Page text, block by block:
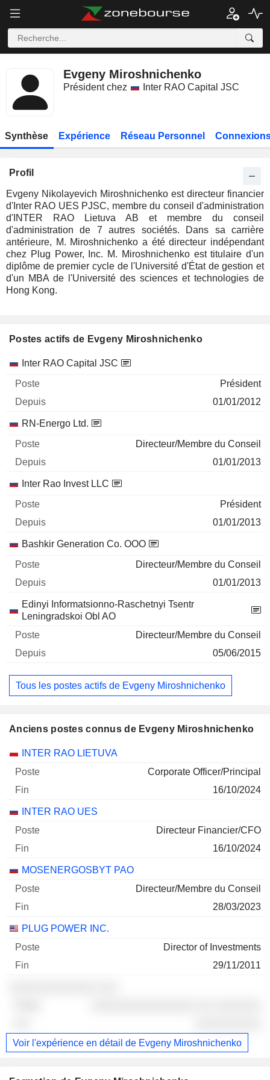
Evgeny Miroshnichenko
Président chez Inter RAO Capital JSC
Synthèse Expérience Réseau Personnel
Profil
Evgeny Nikolayevich Miroshnichenko est directeur financier
d'Inter RAO UES PJSC, membre du conseil d'administration
d'INTER RAO Lietuva AB et membre du conseil
d'administration de 7 autres sociétés. Dans sa carrière
antérieure, M. Miroshnichenko a été directeur indépendant
chez Plug Power, Inc. M. Miroshnichenko est titulaire d'un
diplôme de premier cycle de l'Université d'État de gestion et
d'un MBA de l'Université des sciences et technologies de
Hong Kong.
Postes actifs de Evgeny Miroshnichenko
Sociétés Poste Début
Inter RAO Capital JSC
Président
01/01/2012
RN-Energo Ltd.
Directeur/Membre du Conseil
01/01/2013
Inter Rao Invest LLC
Président
01/01/2013
Bashkir Generation Co. OOO
Directeur/Membre du Conseil
01/01/2013
Edinyi Informatsionno-Raschetnyi Tsentr
Leningradskoi Obl AO
Directeur/Membre du Conseil
05/06/2015
Tous les postes actifs de Evgeny Miroshnichenko
Anciens postes connus de Evgeny Miroshnichenko
Sociétés Poste Fin
INTER RAO LIETUVA
Corporate Officer/Principal
16/10/2024
INTER RAO UES
Directeur Financier/CFO
16/10/2024
MOSENERGOSBYT PAO
Directeur/Membre du Conseil
28/03/2023
PLUG POWER INC.
Director of Investments
29/11/2011
Voir l'expérience en détail de Evgeny Miroshnichenko